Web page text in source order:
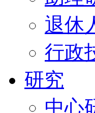
退休
行政
研究
中心